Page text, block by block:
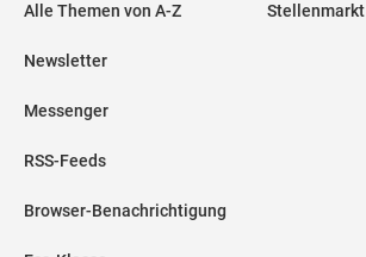
Alle Themen von A-Z
Newsletter
Messenger
RSS-Feeds
Browser-Benachrichtigung
Stellenmarkt